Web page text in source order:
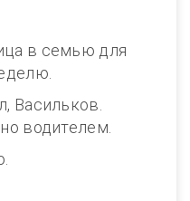
в семью для
Васильков.
водителем.